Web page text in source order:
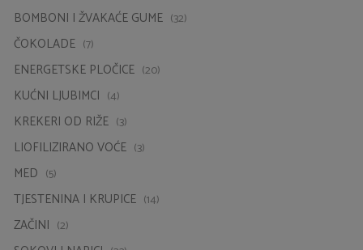
ENERGETSKE PLOČICE (20)
KUĆNI LJUBIMCI
KREKERI OD RIŽE (3)
LIOFILIZIRANO VOĆE
MED (5)
TJESTENINA I KRUPICE
ZAČINI
SOKOVI I NAPICI (23)
DESERTI I VRHNJA